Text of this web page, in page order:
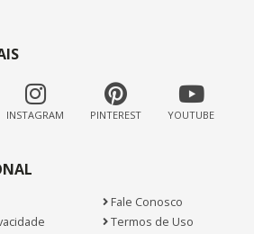
INSTAGRAM PINTEREST YOUTUBE
Fale Conosco
Termos de Uso